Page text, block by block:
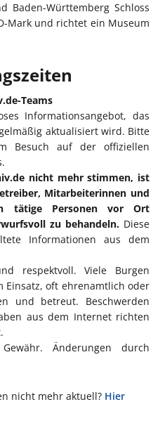
Baden-Württemberg Schloss
Mark und richtet ein Museum
Teams
Informationsangebot, das
aktualisiert wird. Bitte
Besuch auf der offiziellen
nicht mehr stimmen, ist
Mitarbeiterinnen und
tätige Personen vor Ort
zu behandeln. Diese
Informationen aus dem
respektvoll. Viele Burgen
Einsatz, oft ehrenamtlich oder
und betreut. Beschwerden
aus dem Internet richten
Änderungen durch
nicht mehr aktuell? Hier